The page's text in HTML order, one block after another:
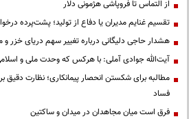
از التماس تا فروپاشی هژمونی دلار
تقسیم غنایم مدیران یا دفاع از تولید؛ پشت‌پرده
هشدار حاجی دلیگانی درباره تغییر سهم دریای خزر و
آیت‌الله جوادی آملی: با هرکس که وحدت ملی و اسلامی
مطالبه برای شکستن انحصار پیمانکاری؛ نظارت دقیق بر
فساد
فرق است میان مجاهدان در میدان و ساکتین